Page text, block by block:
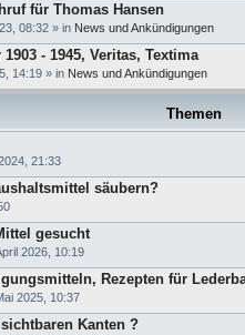
für Thomas Hansen
08:32 » in News und Ankündigungen
- 1945, Veritas, Textima
14:19 » in News und Ankündigungen
Themen
21:33
säubern?
gesucht
2026, 10:19
Rezepten für
2025, 10:37
Kanten ?